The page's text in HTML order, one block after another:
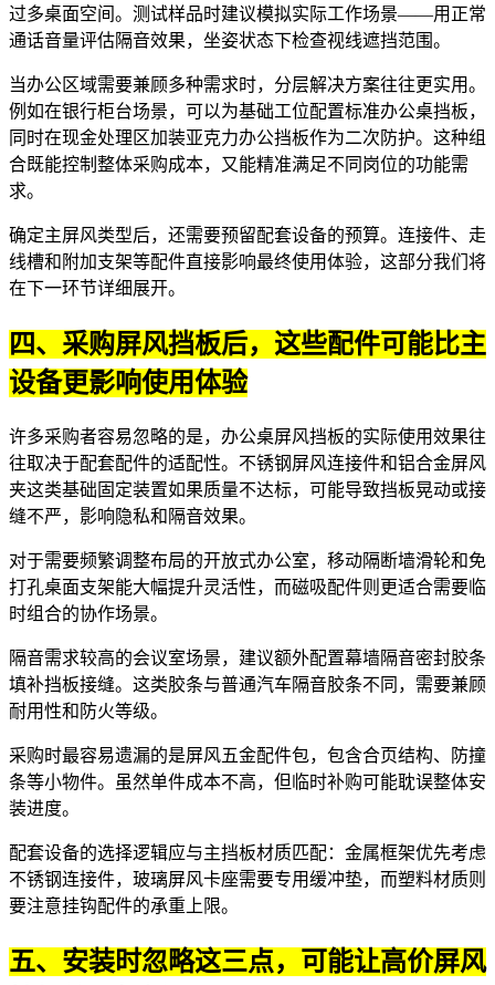
过多桌面空间。测试样品时建议模拟实际工作场景——用正常
通话音量评估隔音效果，坐姿状态下检查视线遮挡范围。
当办公区域需要兼顾多种需求时，分层解决方案往往更实用。
例如在银行柜台场景，可以为基础工位配置标准办公桌挡板，
同时在现金处理区加装亚克力办公挡板作为二次防护。这种组
合既能控制整体采购成本，又能精准满足不同岗位的功能需
求。
确定主屏风类型后，还需要预留配套设备的预算。连接件、走
线槽和附加支架等配件直接影响最终使用体验，这部分我们将
在下一环节详细展开。
四、采购屏风挡板后，这些配件可能比主
设备更影响使用体验
许多采购者容易忽略的是， 办公桌屏风挡板的实际使用效果往
往取决于配套配件的适配性。 不锈钢屏风连接件和铝合金屏风
夹这类基础固定装置如果质量不达标，可能导致挡板晃动或接
缝不严，影响隐私和隔音效果。
对于需要频繁调整布局的开放式办公室， 移动隔断墙滑轮和免
打孔桌面支架能大幅提升灵活性，而磁吸配件则更适合需要临
时组合的协作场景。
隔音需求较高的会议室场景，建议额外配置幕墙隔音密封胶条
填补挡板接缝。这类胶条与普通汽车隔音胶条不同，需要兼顾
耐用性和防火等级。
采购时最容易遗漏的是屏风五金配件包，包含合页结构、防撞
条等小物件。虽然单件成本不高，但临时补购可能耽误整体安
装进度。
配套设备的选择逻辑应与主挡板材质匹配：金属框架优先考虑
不锈钢连接件， 玻璃屏风卡座需要专用缓冲垫，而塑料材质则
要注意挂钩配件的承重上限。
五、安装时忽略这三点，可能让高价屏风